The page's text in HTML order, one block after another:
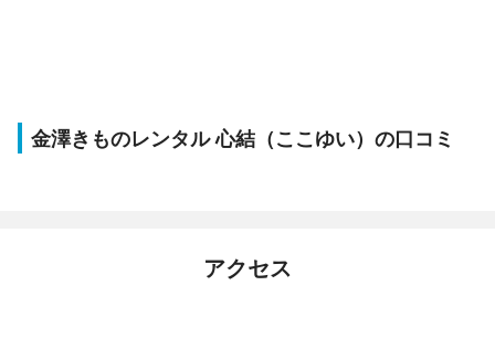
金澤きものレンタル 心結（ここゆい）の口コミ
アクセス